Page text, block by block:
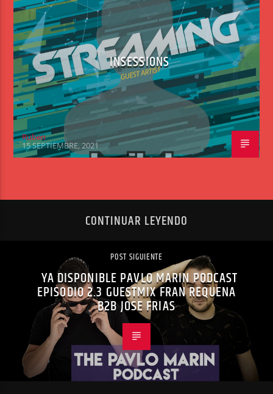
INSESSIONS
Ruben
15 SEPTIEMBRE, 2021
CONTINUAR LEYENDO
POST SIGUIENTE
YA DISPONIBLE PAVLO MARIN PODCAST
EPISODIO 2.3 GUESTMIX FRAN REQUENA
B2B JOSE FRIAS